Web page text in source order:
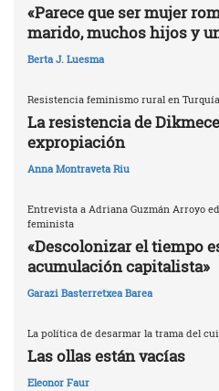
«Parece que ser mujer
marido, muchos hijos y
Berta J. Luesma
Resistencia feminismo rural en Turquía
La resistencia de
expropiación
Anna Montraveta Riu
Entrevista a Adriana Guzmán Arroyo
feminista
«Descolonizar el tiempo
acumulación capitalista»
Garazi Basterretxea Barea
La política de desarmar la trama del
Las ollas están vacías
Eleonor Faur